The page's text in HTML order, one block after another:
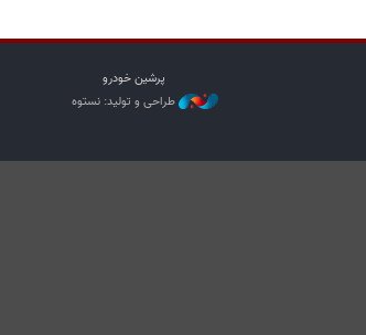
پرشین خودرو
طراحی و تولید: نستوه